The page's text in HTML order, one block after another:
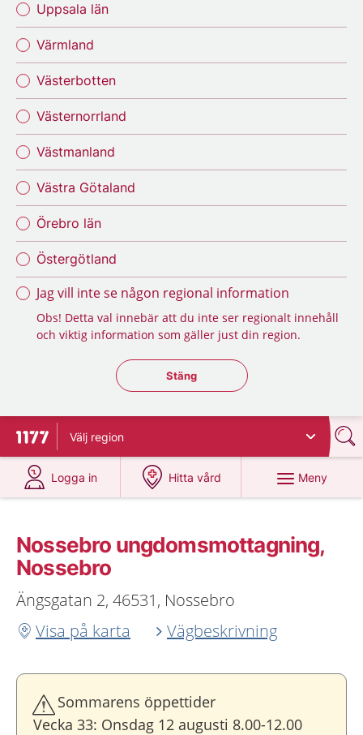
Uppsala län
Värmland
Västerbotten
Västernorrland
Västmanland
Västra Götaland
Örebro län
Östergötland
Jag vill inte se någon regional information
Obs! Detta val innebär att du inte ser regionalt innehåll
och viktig information som gäller just din region.
Stäng regionsväljaren
Stäng
Till startsidan för 1177
Välj region
Logga in
på 1177.se
Hitta vård
på 1177.se
Meny
Nossebro ungdoms­mottagning,
Nossebro
Ängsgatan 2, 46531, Nossebro
Visa på karta
Vägbeskrivning
Sommarens öppettider
Vecka 33: Onsdag 12 augusti 8.00-12.00